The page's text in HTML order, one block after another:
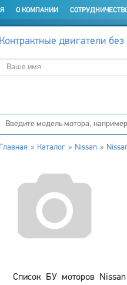
О КОМПАНИИ
Контрактные двигатели
Главная Каталог Nissan
Список БУ моторов